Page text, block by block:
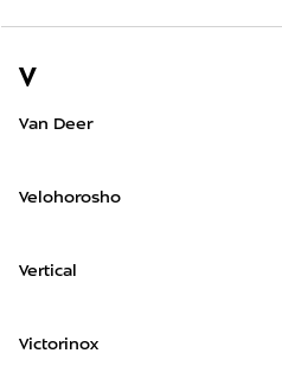
V
Van Deer
Velohorosho
Vertical
Victorinox